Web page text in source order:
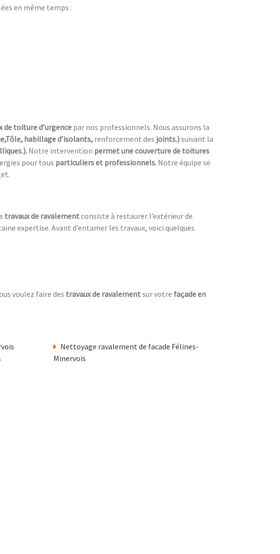
en même temps :
de toiture d’urgencepar nos professionnels. Nous assurons la
habillage d’isolants, renforcement des joints.)suivant la
Notre intervention permet une couverture de toitures
pour tous particuliers et professionnels. Notre équipe se
travaux de ravalementconsiste à restaurer l’extérieur de
expertise. Avant d’entamer les travaux, voici quelques
voulez faire des travaux de ravalementsur votre façade en
Nettoyage ravalement de facade Félines-
Minervois